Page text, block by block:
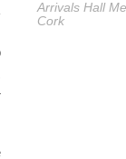
Arrivals Hall
Cork